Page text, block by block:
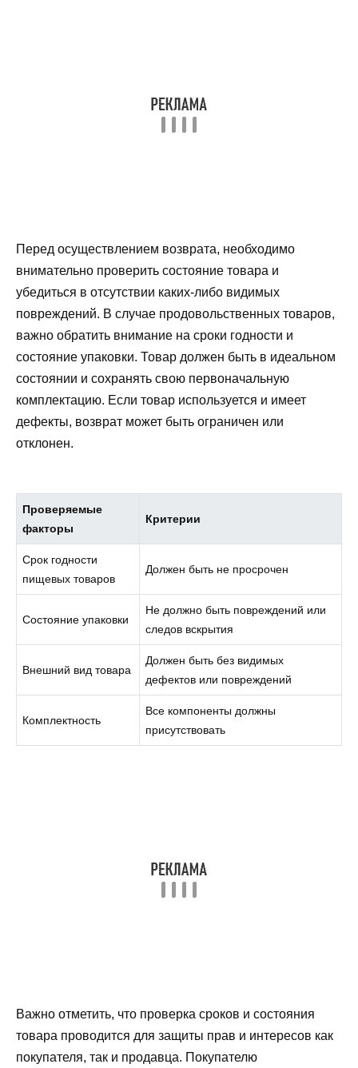
Перед осуществлением возврата, необходимо
внимательно проверить состояние товара и
убедиться в отсутствии каких-либо видимых
повреждений. В случае продовольственных товаров,
важно обратить внимание на сроки годности и
состояние упаковки. Товар должен быть в идеальном
состоянии и сохранять свою первоначальную
комплектацию. Если товар используется и имеет
дефекты, возврат может быть ограничен или
отклонен.
Проверяемые
факторы
Критерии
Срок годности
пищевых товаров
Должен быть не просрочен
Состояние упаковки
Не должно быть повреждений или
следов вскрытия
Внешний вид товара
Должен быть без видимых
дефектов или повреждений
Комплектность
Все компоненты должны
присутствовать
Важно отметить, что проверка сроков и состояния
товара проводится для защиты прав и интересов как
покупателя, так и продавца. Покупателю